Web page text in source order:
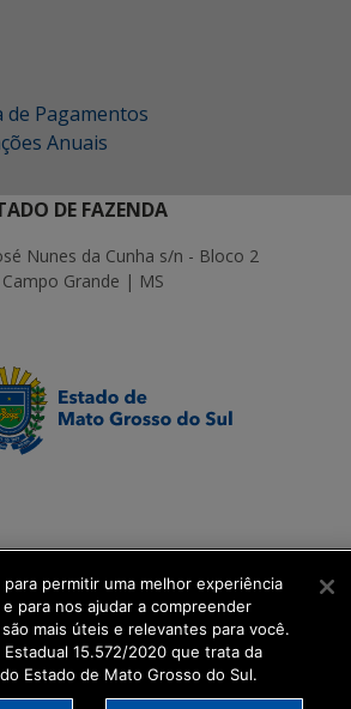
Pagamentos
Anuais
DE FAZENDA
Nunes da Cunha s/n - Bloco 2
Grande | MS
permitir uma melhor experiência
para nos ajudar a compreender
mais úteis e relevantes para você.
15.572/2020 que trata da
Estado de Mato Grosso do Sul.